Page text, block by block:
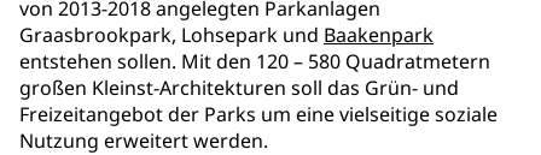
von 2013-2018 angelegten Parkanlagen
Graasbrookpark, Lohsepark und Baakenpark
entstehen sollen. Mit den 120 – 580 Quadratmetern
großen Kleinst-Architekturen soll das Grün- und
Freizeitangebot der Parks um eine vielseitige soziale
Nutzung erweitert werden.